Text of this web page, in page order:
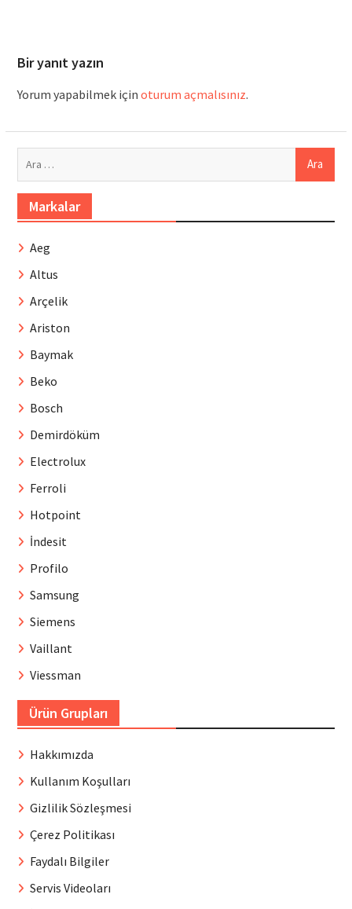
Bir yanıt yazın
Yorum yapabilmek için oturum açmalısınız.
Markalar
Aeg
Altus
Arçelik
Ariston
Baymak
Beko
Bosch
Demirdöküm
Electrolux
Ferroli
Hotpoint
İndesit
Profilo
Samsung
Siemens
Vaillant
Viessman
Ürün Grupları
Hakkımızda
Kullanım Koşulları
Gizlilik Sözleşmesi
Çerez Politikası
Faydalı Bilgiler
Servis Videoları